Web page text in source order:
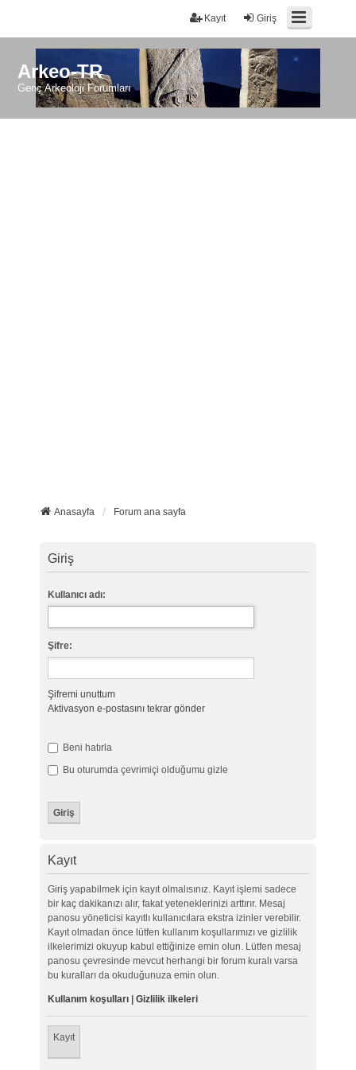
Giriş
Kayıt
Arkeo-TR
Genç Arkeoloji Forumları
Anasayfa Forum ana sayfa
Giriş
Kullanıcı adı:
Şifre:
Şifremi unuttum
Aktivasyon e-postasını tekrar gönder
Beni hatırla
Bu oturumda çevrimiçi olduğumu gizle
Kayıt
Giriş yapabilmek için kayıt olmalısınız. Kayıt işlemi sadece
bir kaç dakikanızı alır, fakat yeteneklerinizi arttırır. Mesaj
panosu yöneticisi kayıtlı kullanıcılara ekstra izinler verebilir.
Kayıt olmadan önce lütfen kullanım koşullarımızı ve gizlilik
ilkelerimizi okuyup kabul ettiğinize emin olun. Lütfen mesaj
panosu çevresinde mevcut herhangi bir forum kuralı varsa
bu kuralları da okuduğunuza emin olun.
Kullanım koşulları| Gizlilik ilkeleri
Kayıt